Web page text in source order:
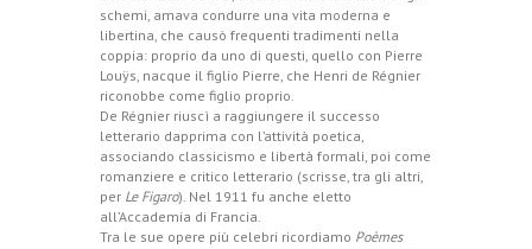
schemi, amava condurre una vita moderna e
libertina, che causò frequenti tradimenti nella
coppia: proprio da uno di questi, quello con Pierre
Louÿs, nacque il figlio Pierre, che Henri de Régnier
riconobbe come figlio proprio.
De Régnier riuscì a raggiungere il successo
letterario dapprima con l’attività poetica,
associando classicismo e libertà formali, poi come
romanziere e critico letterario (scrisse, tra gli altri,
per Le Figaro). Nel 1911 fu anche eletto
all’Accademia di Francia.
Tra le sue opere più celebri ricordiamo Poèmes